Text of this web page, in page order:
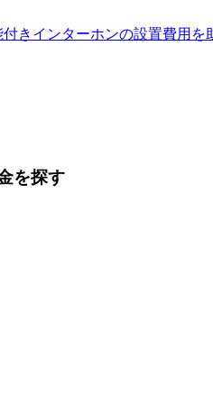
きインターホンの設置費用を
を探す